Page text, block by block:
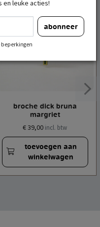
broche dick bruna
margriet
€ 39,00 incl. btw
toevoegen aan
winkelwagen
en leuke acties!
abonneer